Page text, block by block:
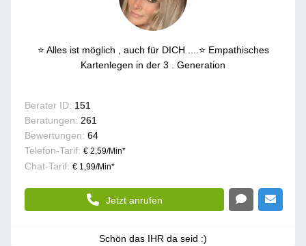
⭐ Alles ist möglich , auch für DICH ....⭐ Empathisches
Kartenlegen in der 3 . Generation
Berater ID: 151
Beratungen: 261
Bewertungen: 64
Telefon-Tarif: € 2,59/Min*
Chat-Tarif: € 1,99/Min*
Jetzt anrufen
Schön das IHR da seid :)